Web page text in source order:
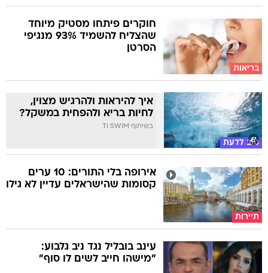
בריאות
חוקרים פיתחו מסטיק מיוחד
שהצליח להשמיד 93% מנגיפי
הסרטן
טוב לדעת
איך להיראות ולהרגיש מצוין,
לחיות בריא ולהפחית במשקל?
בשיתוף TI SWIM
תיירות
אירופה בלי התורים: 10 ערים
קסומות שהישראלים עדיין לא גילו
עינב בובליל נגד ניב גלבוע:
"מישהו חייב לשים לו סוף"